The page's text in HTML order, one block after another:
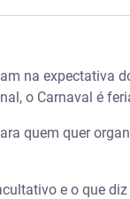
na expectativa
o Carnaval é
quem quer
e o que